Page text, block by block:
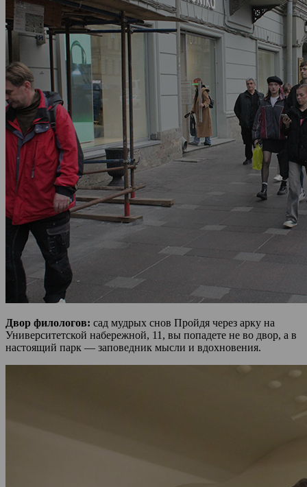
Двор филологов: сад мудрых снов Пройдя через арку на
Университетской набережной, 11, вы попадете не во двор, а в
настоящий парк — заповедник мысли и вдохновения.